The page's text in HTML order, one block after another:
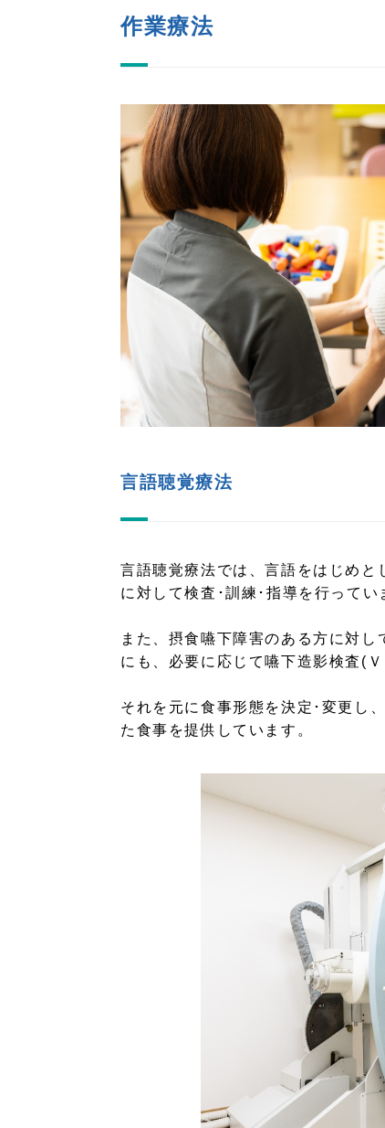
作業療法
言語聴覚療法
言語聴覚療法では、言語をはじめ
に対して検査･訓練･指導を行ってい
また、摂食嚥下障害のある方に対
にも、必要に応じて嚥下造影検査(Ｖ
それを元に食事形態を決定･変更し
た食事を提供しています。